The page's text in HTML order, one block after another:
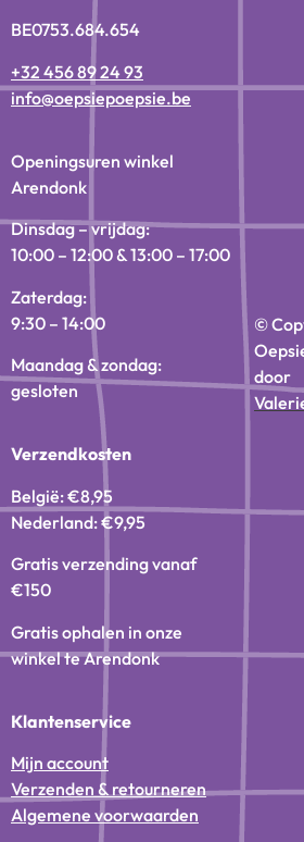
BE0753.684.654
+32 456 89 24 93
info@oepsiepoepsie.be
Openingsuren winkel
Arendonk
Dinsdag – vrijdag:
10:00 – 12:00 & 13:00 – 17:00
Zaterdag:
9:30 – 14:00
Maandag & zondag:
gesloten
Verzendkosten
België: €8,95
Nederland: €9,95
Gratis verzending vanaf
€150
Gratis ophalen in onze
winkel te Arendonk
Klantenservice
Mijn account
Verzenden & retourneren
Algemene voorwaarden
©
door